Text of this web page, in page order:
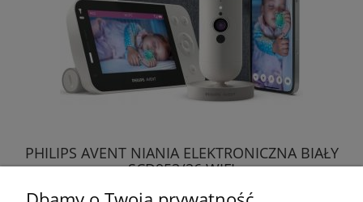
PHILIPS AVENT NIANIA ELEKTRONICZNA BIAŁY
SCD953/26 WIFI